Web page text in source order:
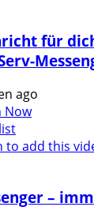
für
ago
Now
to add this
–